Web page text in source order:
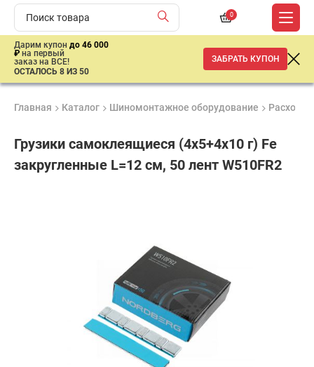
0
Дарим купон до 46 000
₽ на первый
заказ на ВСЕ!
ОСТАЛОСЬ 8 ИЗ 50
ЗАБРАТЬ КУПОН
Главная Каталог Шиномонтажное оборудование
Грузики самоклеящиеся (4х5+4х10 г) Fe
закругленные L=12 см, 50 лент W510FR2
Добавить в корзину